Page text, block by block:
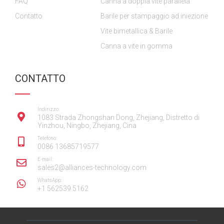
Contatto
Barile per stampaggio ad iniezione
Vite bimetallica & Barile
Canna a vite in gomma
CONTATTO
Indirizzo:
1083 Strada Zhongshan Dong, Zhejiang, Distretto di
Yinzhou, Ningbo, Zhejiang, Cina
Telefono:
0086 13685719577
E-mail:
sales2@alliances-technology.com
WhatsApp:
+1 562539 5162